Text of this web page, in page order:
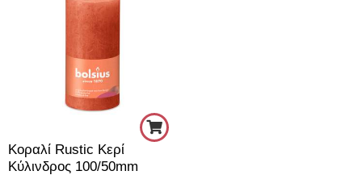
Κοραλί Rustic Κερί
Kύλινδρος 100/50mm